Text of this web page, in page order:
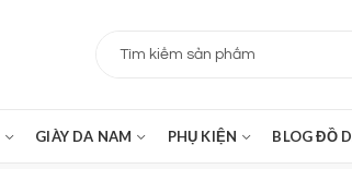
GIÀY DA NAM PHỤ KIỆN BLOG ĐỒ